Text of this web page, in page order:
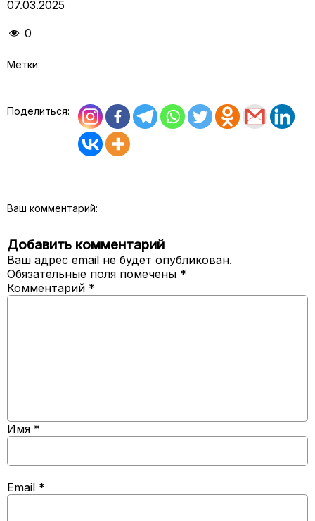
07.03.2025
0
Метки:
Поделиться:
Ваш комментарий:
Добавить комментарий
Ваш адрес email не будет опубликован.
Обязательные поля помечены *
Комментарий *
Имя *
Email *